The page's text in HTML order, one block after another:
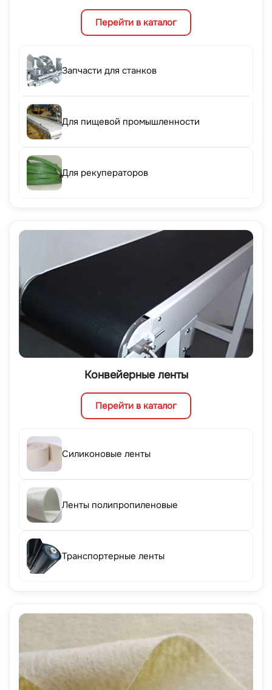
Перейти в каталог
Запчасти для станков
Для пищевой промышленности
Для рекуператоров
Конвейерные ленты
Перейти в каталог
Силиконовые ленты
Ленты полипропиленовые
Транспортерные ленты